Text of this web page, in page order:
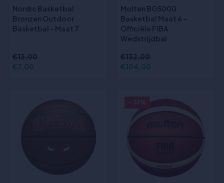
Nordic Basketbal
Bronzen Outdoor
Basketbal - Maat 7
€13,00
€7,00
Molten BG5000
Basketbal Maat 6 -
Officiële FIBA
Wedstrijdbal
€132,00
€104,00